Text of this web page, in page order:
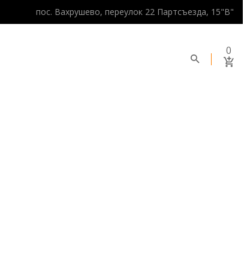
пос. Вахрушево, переулок 22 Партсъезда, 15"В"
0